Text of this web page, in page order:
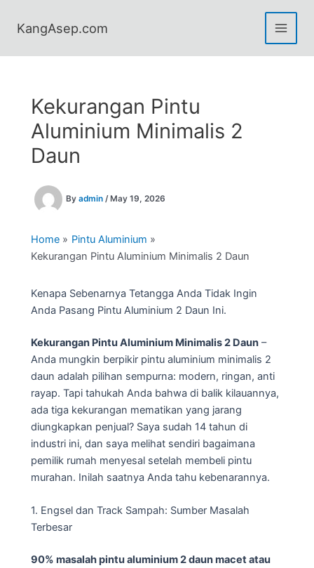
KangAsep.com
Kekurangan Pintu
Aluminium Minimalis 2
Daun
By admin / May 19, 2026
Home
Pintu Aluminium
Kekurangan Pintu Aluminium Minimalis 2 Daun
Kenapa Sebenarnya Tetangga Anda Tidak Ingin
Anda Pasang Pintu Aluminium 2 Daun Ini.
Kekurangan Pintu Aluminium Minimalis 2 Daun –
Anda mungkin berpikir pintu aluminium minimalis 2
daun adalah pilihan sempurna: modern, ringan, anti
rayap. Tapi tahukah Anda bahwa di balik kilauannya,
ada tiga kekurangan mematikan yang jarang
diungkapkan penjual? Saya sudah 14 tahun di
industri ini, dan saya melihat sendiri bagaimana
pemilik rumah menyesal setelah membeli pintu
murahan. Inilah saatnya Anda tahu kebenarannya.
1. Engsel dan Track Sampah: Sumber Masalah
Terbesar
90% masalah pintu aluminium 2 daun macet atau